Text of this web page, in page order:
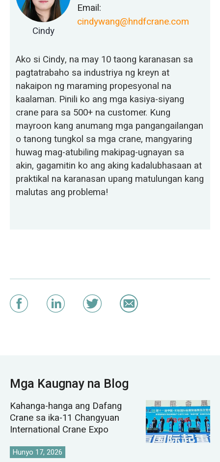
Cindy
Email:
cindywang@hndfcrane.com
Ako si Cindy, na may 10 taong karanasan sa
pagtatrabaho sa industriya ng kreyn at
nakaipon ng maraming propesyonal na
kaalaman. Pinili ko ang mga kasiya-siyang
crane para sa 500+ na customer. Kung
mayroon kang anumang mga pangangailangan
o tanong tungkol sa mga crane, mangyaring
huwag mag-atubiling makipag-ugnayan sa
akin, gagamitin ko ang aking kadalubhasaan at
praktikal na karanasan upang matulungan kang
malutas ang problema!
Mga Kaugnay na Blog
Kahanga-hanga ang Dafang
Crane sa ika-11 Changyuan
International Crane Expo
Hunyo 17, 2026